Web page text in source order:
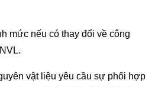
mức nếu có thay đổi về công
vật liệu yêu cầu sự phối hợp